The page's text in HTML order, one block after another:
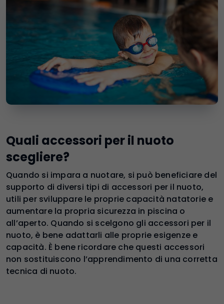
Quali accessori per il nuoto
scegliere?
Quando si impara a nuotare, si può beneficiare del
supporto di diversi tipi di accessori per il nuoto,
utili per sviluppare le proprie capacità natatorie e
aumentare la propria sicurezza in piscina o
all’aperto. Quando si scelgono gli accessori per il
nuoto, è bene adattarli alle proprie esigenze e
capacità. È bene ricordare che questi accessori
non sostituiscono l’apprendimento di una corretta
tecnica di nuoto.